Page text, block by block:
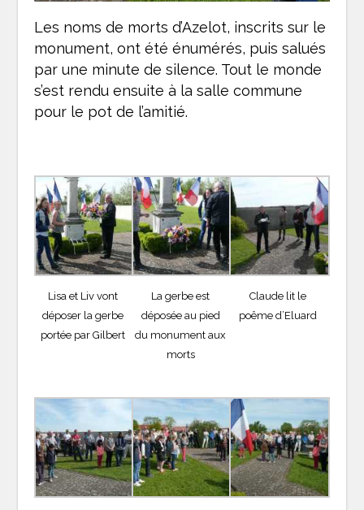
Les noms de morts d’Azelot, inscrits sur le
monument, ont été énumérés, puis salués
par une minute de silence. Tout le monde
s’est rendu ensuite à la salle commune
pour le pot de l’amitié.
Lisa et Liv vont
déposer la gerbe
portée par Gilbert
La gerbe est
déposée au pied
du monument aux
morts
Claude lit le
poême d’Eluard